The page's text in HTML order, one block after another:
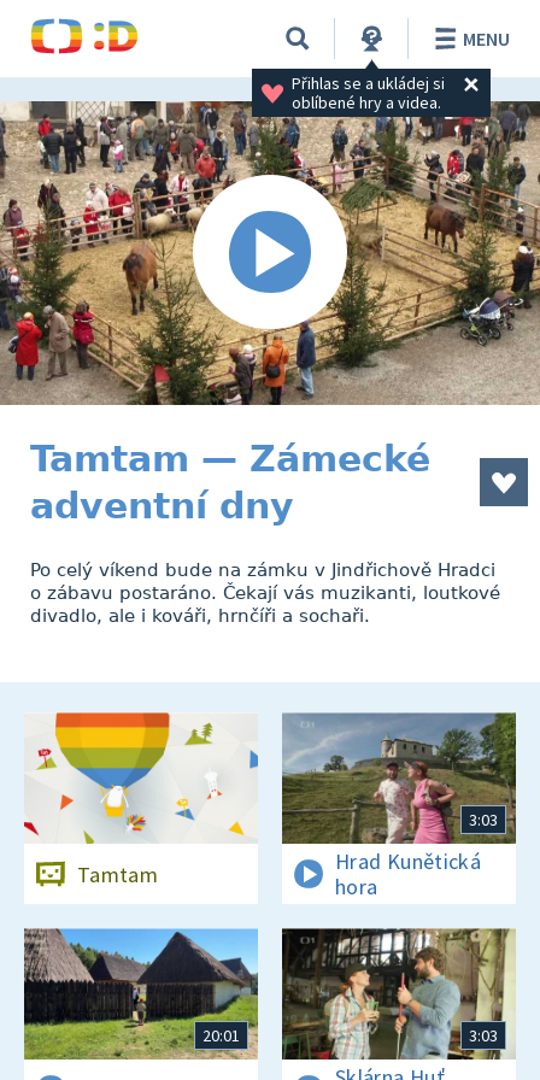
Přihlas se a ukládej si
oblíbené hry a videa.
MENU
Tamtam — Zámecké
adventní dny
Po celý víkend bude na zámku v Jindřichově Hradci
o zábavu postaráno. Čekají vás muzikanti, loutkové
divadlo, ale i kováři, hrnčíři a sochaři.
Tamtam
3:03
Hrad Kunětická
hora
20:01 3:03